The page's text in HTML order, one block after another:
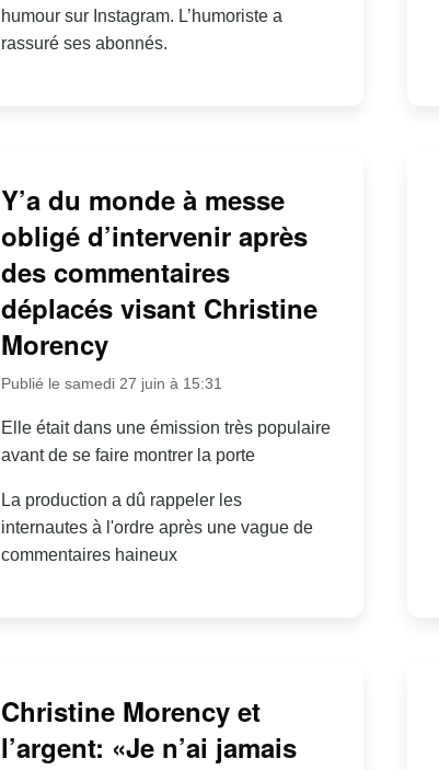
humour sur Instagram. L’humoriste a
rassuré ses abonnés.
Y’a du monde à messe
obligé d’intervenir après
des commentaires
déplacés visant Christine
Morency
Publié le samedi 27 juin à 15:31
Elle était dans une émission très populaire
avant de se faire montrer la porte
La production a dû rappeler les
internautes à l'ordre après une vague de
commentaires haineux
Christine Morency et
l’argent: «Je n’ai jamais